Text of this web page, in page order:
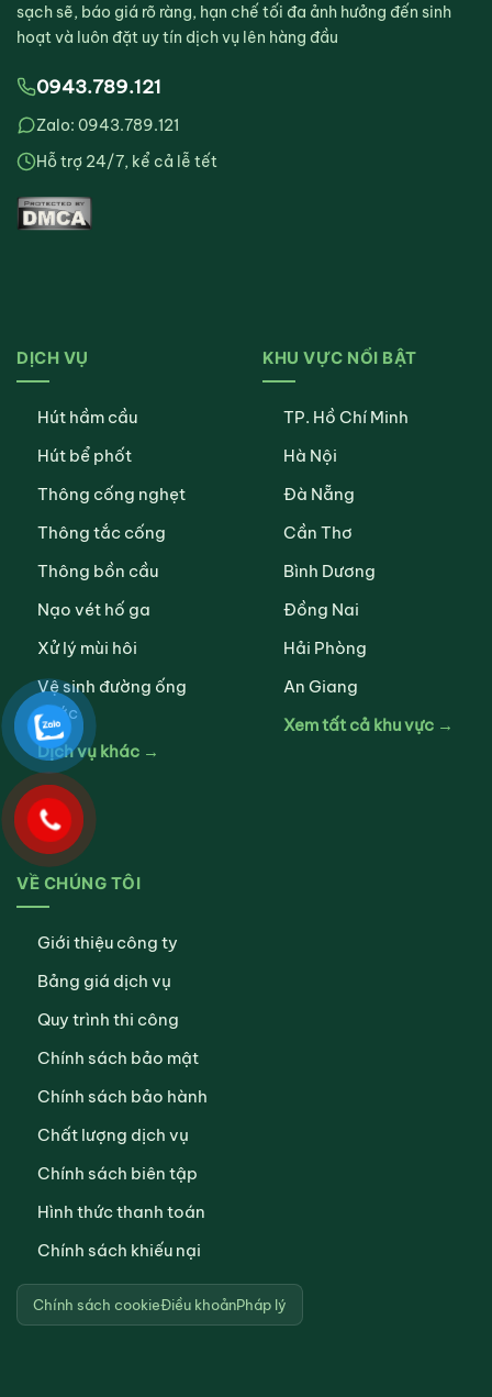
sạch sẽ, báo giá rõ ràng, hạn chế tối đa ảnh hưởng đến sinh
hoạt và luôn đặt uy tín dịch vụ lên hàng đầu
0943.789.121
Zalo: 0943.789.121
Hỗ trợ 24/7, kể cả lễ tết
DỊCH VỤ
Hút hầm cầu
Hút bể phốt
Thông cống nghẹt
Thông tắc cống
Thông bồn cầu
Nạo vét hố ga
Xử lý mùi hôi
Vệ sinh đường ống
nước
Dịch vụ khác →
KHU VỰC NỔI BẬT
TP. Hồ Chí Minh
Hà Nội
Đà Nẵng
Cần Thơ
Bình Dương
Đồng Nai
Hải Phòng
An Giang
Xem tất cả khu vực →
VỀ CHÚNG TÔI
Giới thiệu công ty
Bảng giá dịch vụ
Quy trình thi công
Chính sách bảo mật
Chính sách bảo hành
Chất lượng dịch vụ
Chính sách biên tập
Hình thức thanh toán
Chính sách khiếu nại
Chính sách cookieĐiều khoảnPháp lý